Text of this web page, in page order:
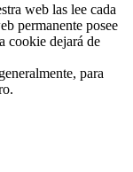
web las lee cada
permanente posee
cookie dejará de
para